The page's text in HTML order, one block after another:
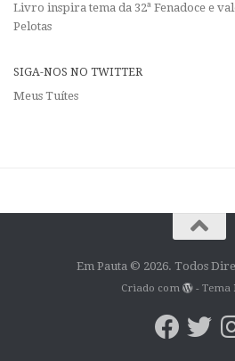
Livro inspira tema da 32ª Fenadoce e
Pelotas
SIGA-NOS NO TWITTER
Meus Tuítes
Em Pauta © 2026. Todos
Criado com - Tema